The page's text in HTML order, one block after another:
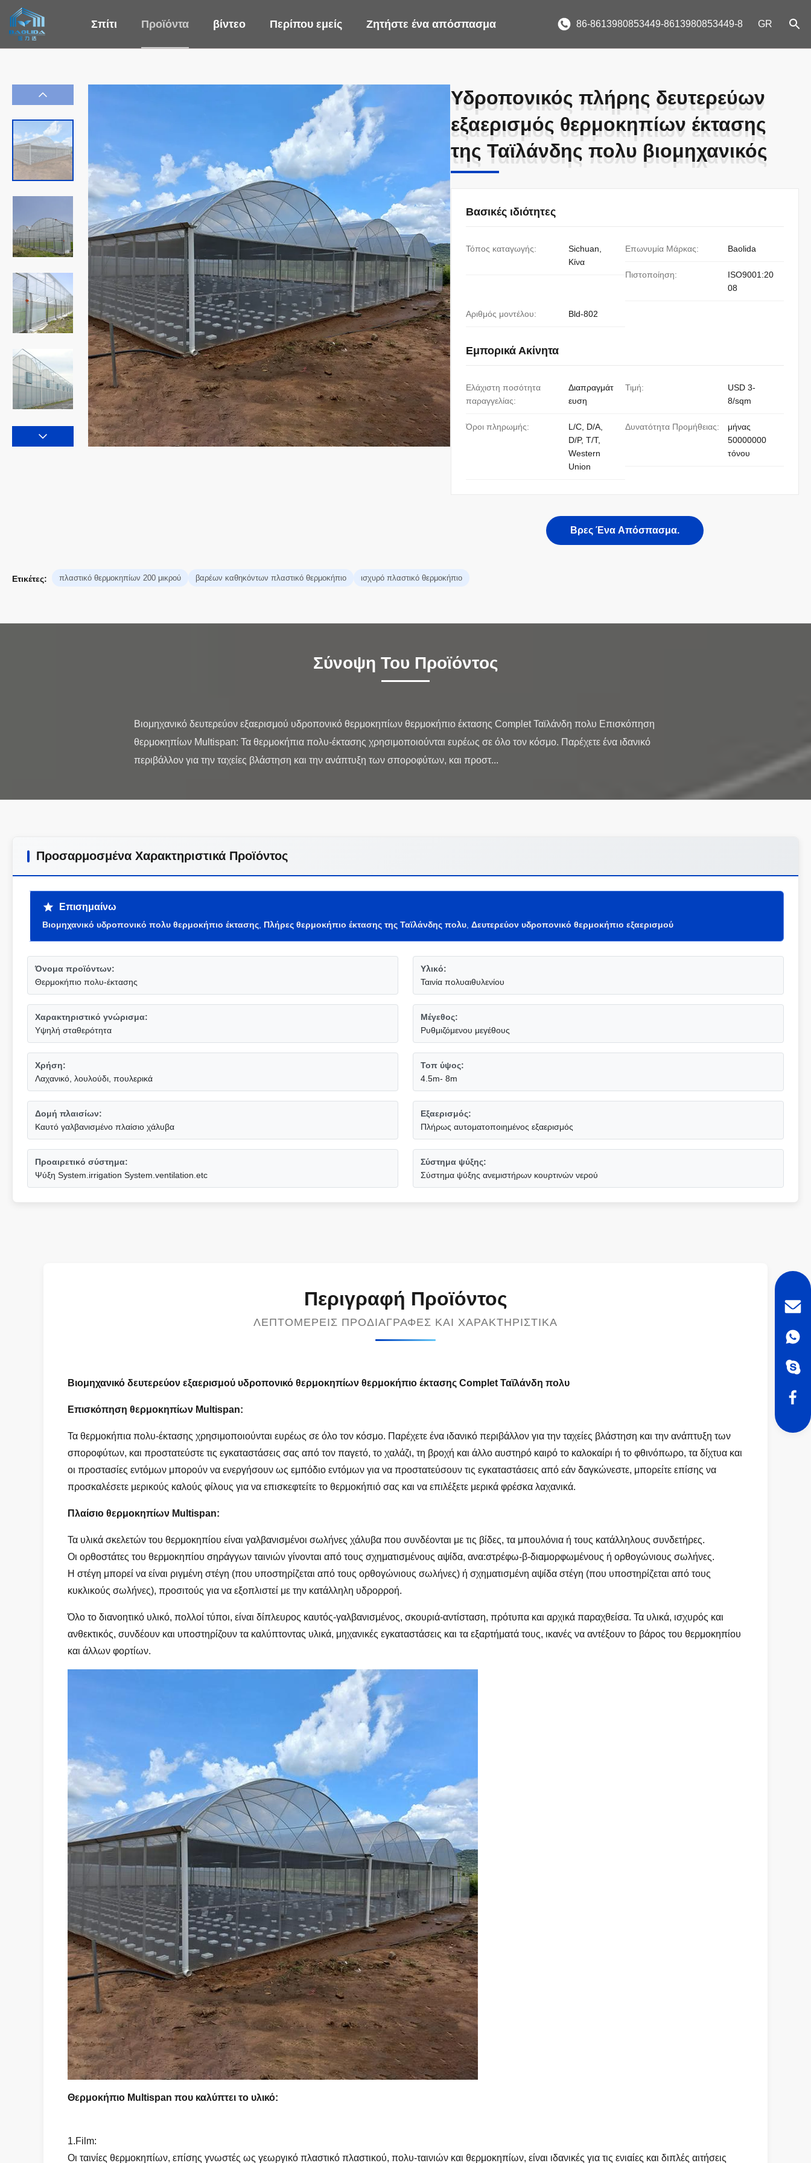
Σπίτι Προϊόντα βίντεο Περίπου εμείς Ζητήστε ένα απόσπασμα 86-8613980853449-8613980853449-8 GR
Υδροπονικός πλήρης δευτερεύων
εξαερισμός θερμοκηπίων έκτασης
της Ταϊλάνδης πολυ βιομηχανικός
Υδροπονικός πλήρης δευτερεύων
εξαερισμός θερμοκηπίων έκτασης
της Ταϊλάνδης πολυ βιομηχανικός
Βασικές ιδιότητες
Τόπος καταγωγής:
Sichuan,
Κίνα
Επωνυμία Μάρκας: Baolida
Πιστοποίηση:
ISO9001:20
08
Αριθμός μοντέλου: Bld-802
Εμπορικά Ακίνητα
Ελάχιστη ποσότητα
παραγγελίας:
Διαπραγμάτ
ευση
Τιμή:
USD 3-
8/sqm
Όροι πληρωμής:
L/C, D/A,
D/P, T/T,
Western
Union
Δυνατότητα Προμήθειας:
μήνας
50000000
τόνου
Βρες Ένα Απόσπασμα.
Ετικέτες: πλαστικό θερμοκηπίων 200 μικρού βαρέων καθηκόντων πλαστικό θερμοκήπιο ισχυρό πλαστικό θερμοκήπιο
Σύνοψη Του Προϊόντος
Βιομηχανικό δευτερεύον εξαερισμού υδροπονικό θερμοκηπίων θερμοκήπιο έκτασης Complet Ταϊλάνδη πολυ Επισκόπηση
θερμοκηπίων Multispan: Τα θερμοκήπια πολυ-έκτασης χρησιμοποιούνται ευρέως σε όλο τον κόσμο. Παρέχετε ένα ιδανικό
Προσαρμοσμένα Χαρακτηριστικά Προϊόντος
Επισημαίνω
Βιομηχανικό υδροπονικό πολυ θερμοκήπιο έκτασης Πλήρες θερμοκήπιο έκτασης της Ταϊλάνδης πολυ Δευτερεύον υδροπονικό θερμοκήπιο εξαερισμού
Όνομα προϊόντων:
Θερμοκήπιο πολυ-έκτασης
Υλικό:
Ταινία πολυαιθυλενίου
Χαρακτηριστικό γνώρισμα:
Υψηλή σταθερότητα
Μέγεθος:
Ρυθμιζόμενου μεγέθους
Χρήση:
Λαχανικό, λουλούδι, πουλερικά
Τοπ ύψος:
4.5m- 8m
Δομή πλαισίων:
Καυτό γαλβανισμένο πλαίσιο χάλυβα
Εξαερισμός:
Πλήρως αυτοματοποιημένος εξαερισμός
Προαιρετικό σύστημα:
Ψύξη System.irrigation System.ventilation.etc
Σύστημα ψύξης:
Σύστημα ψύξης ανεμιστήρων κουρτινών νερού
Περιγραφή Προϊόντος
ΛΕΠΤΟΜΕΡΕΊΣ ΠΡΟΔΙΑΓΡΑΦΈΣ ΚΑΙ ΧΑΡΑΚΤΗΡΙΣΤΙΚΆ
Βιομηχανικό δευτερεύον εξαερισμού υδροπονικό θερμοκηπίων θερμοκήπιο έκτασης Complet Ταϊλάνδη πολυ
Επισκόπηση θερμοκηπίων Multispan:
Τα θερμοκήπια πολυ-έκτασης χρησιμοποιούνται ευρέως σε όλο τον κόσμο. Παρέχετε ένα ιδανικό περιβάλλον για την ταχείες βλάστηση και την ανάπτυξη των
σποροφύτων, και προστατεύστε τις εγκαταστάσεις σας από τον παγετό, το χαλάζι, τη βροχή και άλλο αυστηρό καιρό το καλοκαίρι ή το φθινόπωρο, τα δίχτυα και
οι προστασίες εντόμων μπορούν να ενεργήσουν ως εμπόδιο εντόμων για να προστατεύσουν τις εγκαταστάσεις από εάν δαγκώνεστε, μπορείτε επίσης να
προσκαλέσετε μερικούς καλούς φίλους για να επισκεφτείτε το θερμοκήπιό σας και να επιλέξετε μερικά φρέσκα λαχανικά.
Πλαίσιο θερμοκηπίων Multispan:
Τα υλικά σκελετών του θερμοκηπίου είναι γαλβανισμένοι σωλήνες χάλυβα που συνδέονται με τις βίδες, τα μπουλόνια ή τους κατάλληλους συνδετήρες.
Οι ορθοστάτες του θερμοκηπίου σηράγγων ταινιών γίνονται από τους σχηματισμένους αψίδα, ανα:στρέφω-β-διαμορφωμένους ή ορθογώνιους σωλήνες.
Η στέγη μπορεί να είναι ριγμένη στέγη (που υποστηρίζεται από τους ορθογώνιους σωλήνες) ή σχηματισμένη αψίδα στέγη (που υποστηρίζεται από τους
κυκλικούς σωλήνες), προσιτούς για να εξοπλιστεί με την κατάλληλη υδρορροή.
Όλο το διανοητικό υλικό, πολλοί τύποι, είναι δίπλευρος καυτός-γαλβανισμένος, σκουριά-αντίσταση, πρότυπα και αρχικά παραχθείσα. Τα υλικά, ισχυρός και
ανθεκτικός, συνδέουν και υποστηρίζουν τα καλύπτοντας υλικά, μηχανικές εγκαταστάσεις και τα εξαρτήματά τους, ικανές να αντέξουν το βάρος του θερμοκηπίου
και άλλων φορτίων.
Θερμοκήπιο Multispan που καλύπτει το υλικό:
1.Film:
Οι ταινίες θερμοκηπίων, επίσης γνωστές ως γεωργικό πλαστικό πλαστικού, πολυ-ταινιών και θερμοκηπίων, είναι ιδανικές για τις ενιαίες και διπλές αιτήσεις